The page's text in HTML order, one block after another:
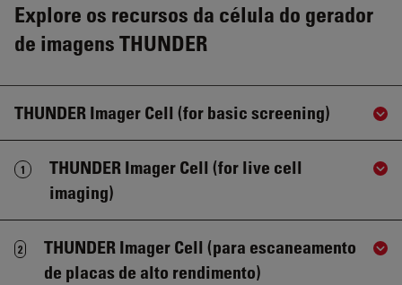
Explore os recursos da célula do gerador
de imagens THUNDER
THUNDER Imager Cell (for basic screening)
1
THUNDER Imager Cell (for live cell
imaging)
2
THUNDER Imager Cell (para escaneamento
de placas de alto rendimento)